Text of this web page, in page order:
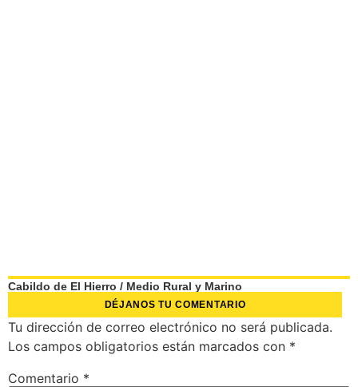
Cabildo de El Hierro / Medio Rural y Marino
DÉJANOS TU COMENTARIO
Tu dirección de correo electrónico no será publicada.
Los campos obligatorios están marcados con *
Comentario *